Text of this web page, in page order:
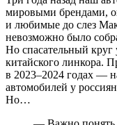
мировыми брендами,
и любимые до слез
невозможно было
Но спасательный
китайского линкора.
в 2023–2024 годах —
автомобилей у
Но…